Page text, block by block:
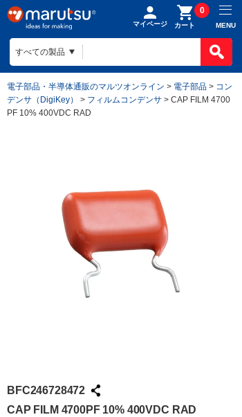
マイページ カート
0
MENU
電子部品・半導体通販のマルツオンライン > 電子部品 > コン
デンサ（DigiKey）
> フィルムコンデンサ > CAP FILM 4700
PF 10% 400VDC RAD
BFC246728472
CAP FILM 4700PF 10% 400VDC RAD